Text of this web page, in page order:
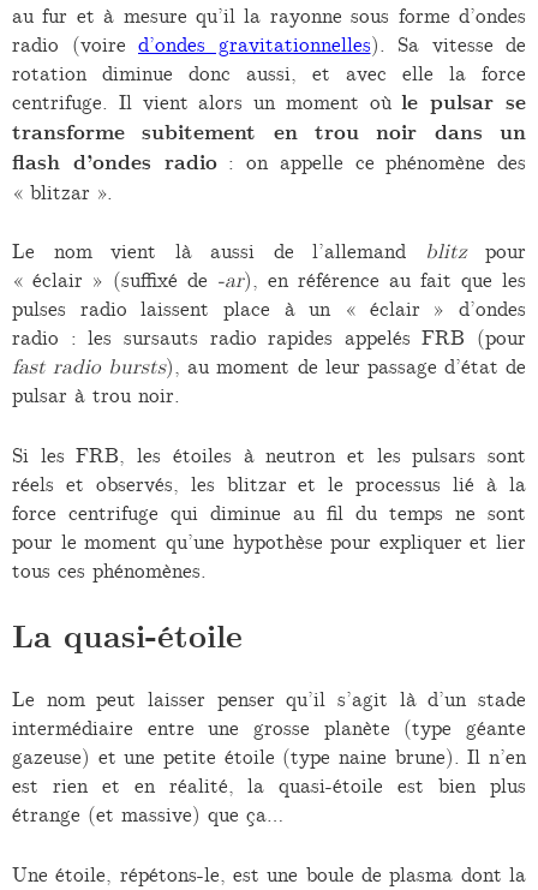
au fur et à mesure qu’il la rayonne sous forme d’ondes
radio (voire d’ondes gravitationnelles). Sa vitesse de
rotation diminue donc aussi, et avec elle la force
centrifuge. Il vient alors un moment oùle pulsar se
transforme subitement en trou noir dans un
flash d’ondes radio: on appelle ce phénomène des
« blitzar ».
Le nom vient là aussi de l’allemand blitzpour
« éclair » (suffixé de -ar), en référence au fait que les
pulses radio laissent place à un « éclair » d’ondes
radio : les sursauts radio rapides appelés FRB (pour
fast radio bursts), au moment de leur passage d’état de
pulsar à trou noir.
Si les FRB, les étoiles à neutron et les pulsars sont
réels et observés, les blitzar et le processus lié à la
force centrifuge qui diminue au fil du temps ne sont
pour le moment qu’une hypothèse pour expliquer et lier
tous ces phénomènes.
La quasi-étoile
Le nom peut laisser penser qu’il s’agit là d’un stade
intermédiaire entre une grosse planète (type géante
gazeuse) et une petite étoile (type naine brune). Il n’en
est rien et en réalité, la quasi-étoile est bien plus
étrange (et massive) que ça…
Une étoile, répétons-le, est une boule de plasma dont la